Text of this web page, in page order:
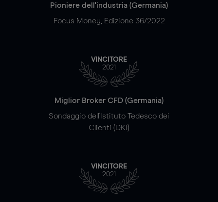
Pioniere dell'industria (Germania)
Focus Money, Edizione 36/2022
VINCITORE
2021
Miglior Broker CFD (Germania)
Sondaggio dell'Istituto Tedesco dei
Clienti (DKI)
VINCITORE
2021